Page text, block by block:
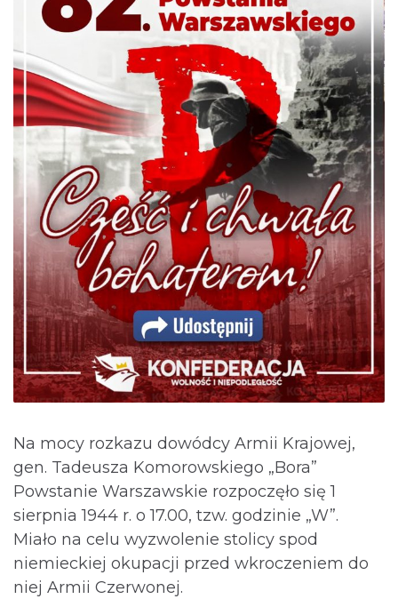
Na mocy rozkazu dowódcy Armii Krajowej,
gen. Tadeusza Komorowskiego „Bora”
Powstanie Warszawskie rozpoczęło się 1
sierpnia 1944 r. o 17.00, tzw. godzinie „W”.
Miało na celu wyzwolenie stolicy spod
niemieckiej okupacji przed wkroczeniem do
niej Armii Czerwonej.